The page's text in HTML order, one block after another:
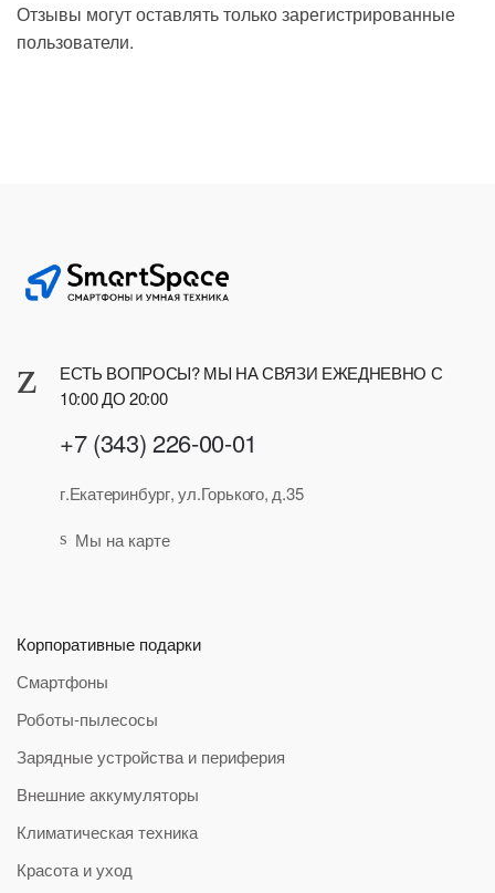
Отзывы могут оставлять только зарегистрированные
пользователи.
ЕСТЬ ВОПРОСЫ? МЫ НА СВЯЗИ ЕЖЕДНЕВНО С
10:00 ДО 20:00
+7 (343) 226-00-01
г.Екатеринбург, ул.Горького, д.35
Мы на карте
Корпоративные подарки
Смартфоны
Роботы-пылесосы
Зарядные устройства и периферия
Внешние аккумуляторы
Климатическая техника
Красота и уход